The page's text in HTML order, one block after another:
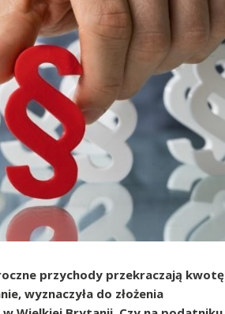
przychody przekraczają kwotę
wyznaczyła do złożenia